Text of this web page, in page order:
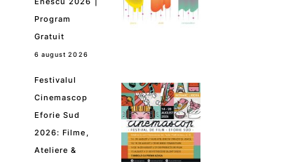
Program
Gratuit
6 august 2026
Festivalul
Cinemascop
Eforie Sud
2026: Filme,
Ateliere &